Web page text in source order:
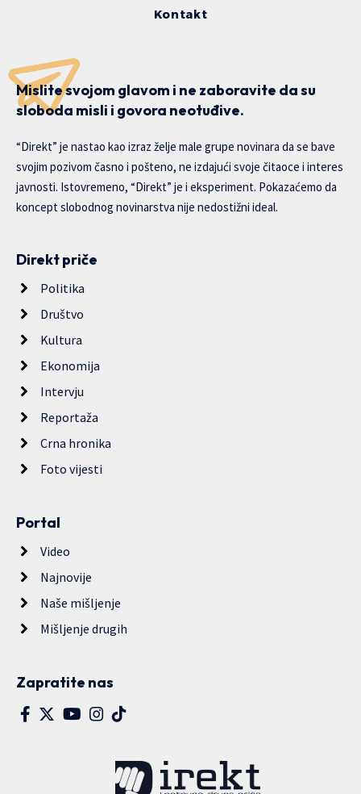
Kontakt
Mislite svojom glavom i ne zaboravite da su
sloboda misli i govora neotuđive.
“Direkt” je nastao kao izraz želje male grupe novinara da se bave
svojim pozivom časno i pošteno, ne izdajući svoje čitaoce i interes
javnosti. Istovremeno, “Direkt” je i eksperiment. Pokazaćemo da
koncept slobodnog novinarstva nije nedostižni ideal.
Direkt priče
Politika
Društvo
Kultura
Ekonomija
Intervju
Reportaža
Crna hronika
Foto vijesti
Portal
Video
Najnovije
Naše mišljenje
Mišljenje drugih
Zapratite nas